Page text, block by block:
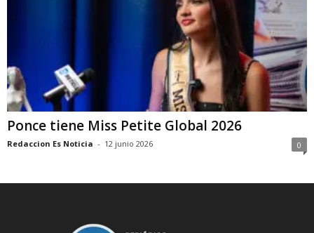
Ponce tiene Miss Petite Global 2026
Redaccion Es Noticia - 12 junio 2026 0